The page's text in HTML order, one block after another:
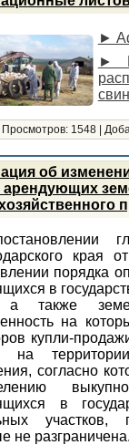
►
►
Просмотров: 1548|
об
арендующих
порядка
в
также
на
купли-
на
согласно
в
участков,
не